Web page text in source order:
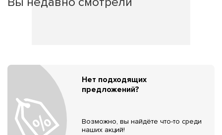
Нет подходящих
предложений?
Возможно, вы найдёте что-то среди
наших акций!